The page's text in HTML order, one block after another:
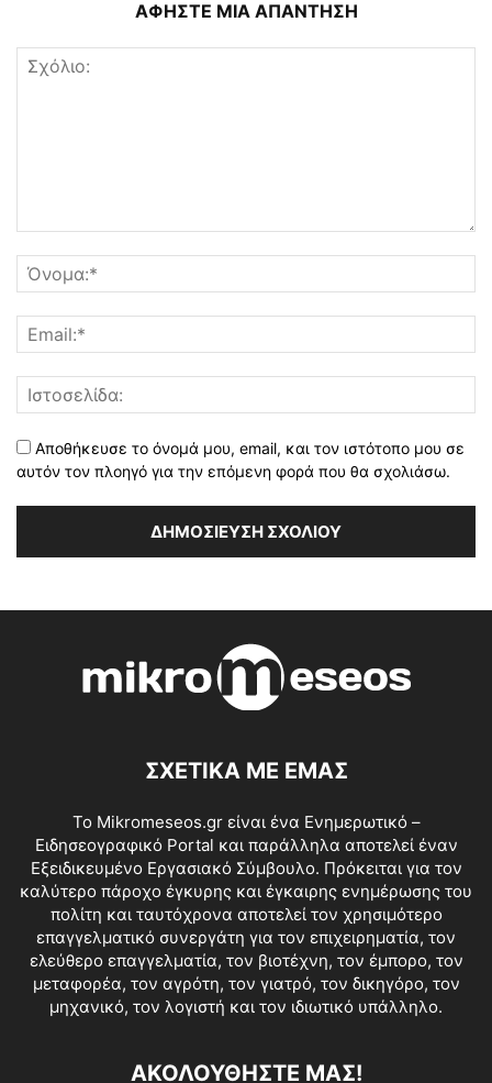
ΑΦΗΣΤΕ ΜΙΑ ΑΠΑΝΤΗΣΗ
Αποθήκευσε το όνομά μου, email, και τον ιστότοπο μου σε
αυτόν τον πλοηγό για την επόμενη φορά που θα σχολιάσω.
ΣΧΕΤΙΚΑ ΜΕ ΕΜΑΣ
Το Mikromeseos.gr είναι ένα Ενημερωτικό –
Ειδησεογραφικό Portal και παράλληλα αποτελεί έναν
Εξειδικευμένο Εργασιακό Σύμβουλο. Πρόκειται για τον
καλύτερο πάροχο έγκυρης και έγκαιρης ενημέρωσης του
πολίτη και ταυτόχρονα αποτελεί τον χρησιμότερο
επαγγελματικό συνεργάτη για τον επιχειρηματία, τον
ελεύθερο επαγγελματία, τον βιοτέχνη, τον έμπορο, τον
μεταφορέα, τον αγρότη, τον γιατρό, τον δικηγόρο, τον
μηχανικό, τον λογιστή και τον ιδιωτικό υπάλληλο.
ΑΚΟΛΟΥΘΗΣΤΕ ΜΑΣ!